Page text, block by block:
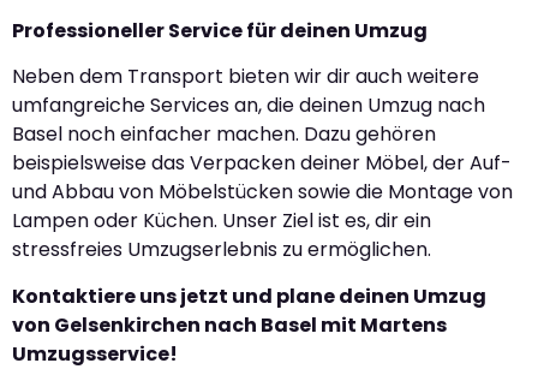
Professioneller Service für deinen Umzug
Neben dem Transport bieten wir dir auch weitere
umfangreiche Services an, die deinen Umzug nach
Basel noch einfacher machen. Dazu gehören
beispielsweise das Verpacken deiner Möbel, der Auf-
und Abbau von Möbelstücken sowie die Montage von
Lampen oder Küchen. Unser Ziel ist es, dir ein
stressfreies Umzugserlebnis zu ermöglichen.
Kontaktiere uns jetzt und plane deinen Umzug
von Gelsenkirchen nach Basel mit Martens
Umzugsservice!